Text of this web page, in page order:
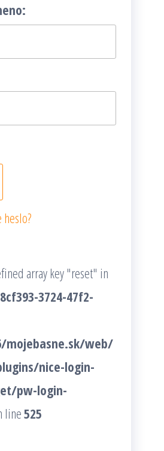
array key "reset" in
3724-47f2-
mojebasne.sk/web/
nice-login-
pw-login-
line525